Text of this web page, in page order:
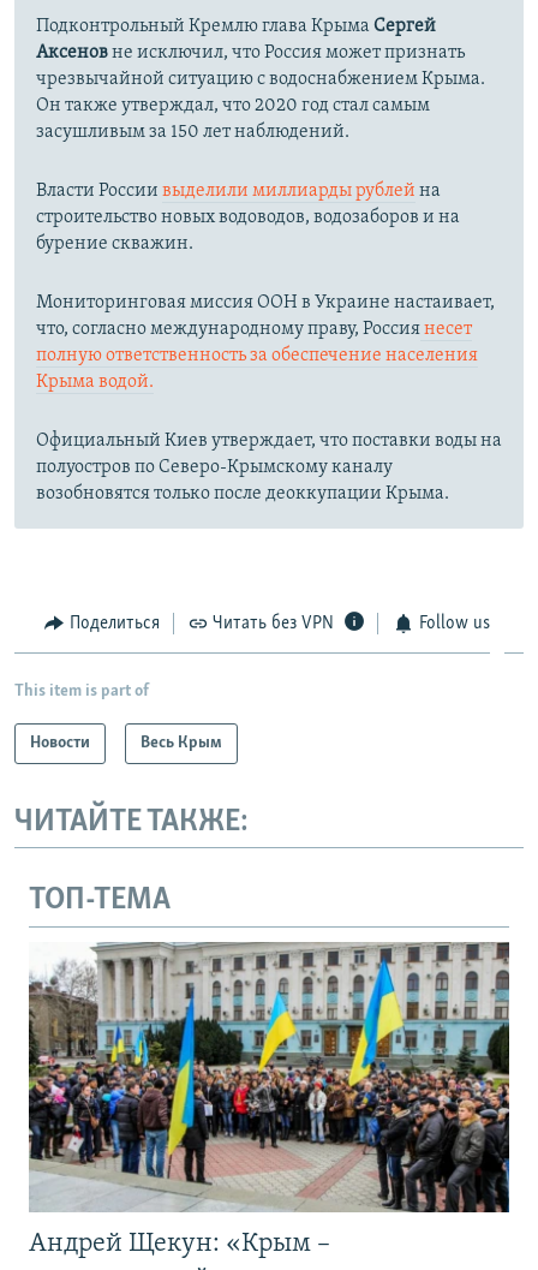
Подконтрольный Кремлю глава Крыма Сергей
Аксеновне исключил, что Россия может признать
чрезвычайной ситуацию с водоснабжением Крыма.
Он также утверждал, что 2020 год стал самым
засушливым за 150 лет наблюдений.​
Власти России выделили миллиарды рублей на
строительство новых водоводов, водозаборов и на
бурение скважин.
Мониторинговая миссия ООН в Украине настаивает,
что, согласно международному праву, Россиянесет
полную ответственность за обеспечение населения
Крыма водой.
Официальный Киев утверждает, что поставки воды на
полуостров по Северо-Крымскому каналу
возобновятся только после деоккупации Крыма.
Поделиться Читать без VPN Follow us
This item is part of
Новости Весь Крым
ЧИТАЙТЕ ТАКЖЕ:
ТОП-ТЕМА
Андрей Щекун: «Крым –